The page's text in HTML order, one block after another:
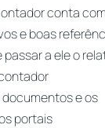
conta com
e boas
a ele o
e os
portais